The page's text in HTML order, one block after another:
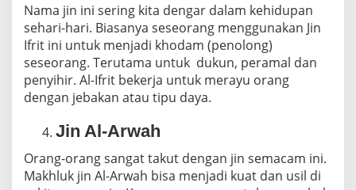
Nama jin ini sering kita dengar dalam kehidupan
sehari-hari. Biasanya seseorang menggunakan Jin
Ifrit ini untuk menjadi khodam (penolong)
seseorang. Terutama untuk dukun, peramal dan
penyihir. Al-Ifrit bekerja untuk merayu orang
dengan jebakan atau tipu daya.
Jin Al-Arwah
Orang-orang sangat takut dengan jin semacam ini.
Makhluk jin Al-Arwah bisa menjadi kuat dan usil di